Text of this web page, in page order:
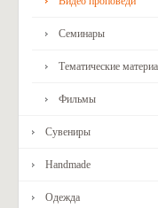
Семинары
Тематические
Фильмы
Сувениры
Handmade
Одежда